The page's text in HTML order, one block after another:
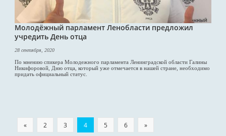
Молодёжный парламент Ленобласти предложил
учредить День отца
28 сентября, 2020
По мнению спикера Молодежного парламента Ленинградской области Галины
Никифоровой, Дню отца, который уже отмечается в нашей стране, необходимо
придать официальный статус.
« 2 3 4 5 6 »